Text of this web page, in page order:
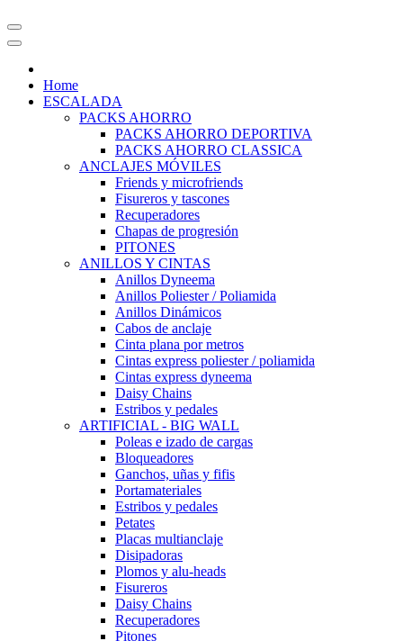
Home
ESCALADA
PACKS AHORRO
PACKS AHORRO DEPORTIVA
PACKS AHORRO CLASSICA
ANCLAJES MÓVILES
Friends y microfriends
Fisureros y tascones
Recuperadores
Chapas de progresión
PITONES
ANILLOS Y CINTAS
Anillos Dyneema
Anillos Poliester / Poliamida
Anillos Dinámicos
Cabos de anclaje
Cinta plana por metros
Cintas express poliester / poliamida
Cintas express dyneema
Daisy Chains
Estribos y pedales
ARTIFICIAL - BIG WALL
Poleas e izado de cargas
Bloqueadores
Ganchos, uñas y fifis
Portamateriales
Estribos y pedales
Petates
Placas multianclaje
Disipadoras
Plomos y alu-heads
Fisureros
Daisy Chains
Recuperadores
Pitones